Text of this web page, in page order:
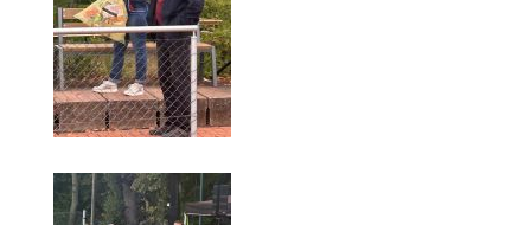
Jugend 2026
Vereinsturniere 2026